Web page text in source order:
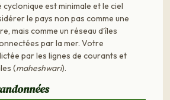
est minimale et le ciel
le pays non pas comme une
mais comme un réseau d’îles
par la mer. Votre
par les lignes de courants et
(maheshwari).